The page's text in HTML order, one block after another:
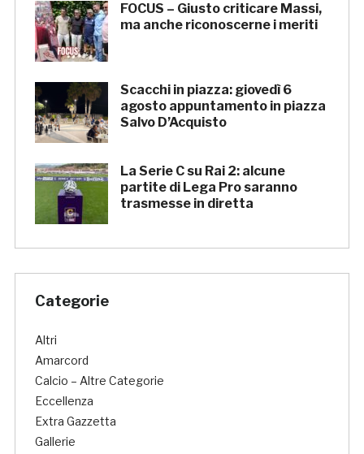
FOCUS – Giusto criticare Massi,
ma anche riconoscerne i meriti
Scacchi in piazza: giovedì 6
agosto appuntamento in piazza
Salvo D’Acquisto
La Serie C su Rai 2: alcune
partite di Lega Pro saranno
trasmesse in diretta
Categorie
Altri
Amarcord
Calcio – Altre Categorie
Eccellenza
Extra Gazzetta
Gallerie